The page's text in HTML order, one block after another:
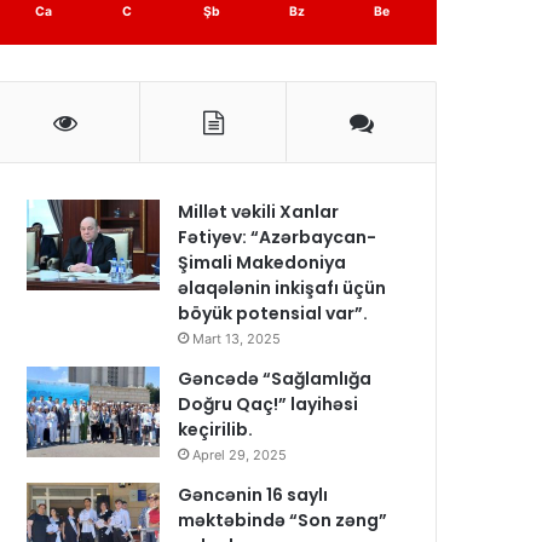
Ca C Şb Bz Be
Millət vəkili Xanlar
Fətiyev: “Azərbaycan-
Şimali Makedoniya
əlaqələnin inkişafı üçün
böyük potensial var”.
Mart 13, 2025
Gəncədə “Sağlamlığa
Doğru Qaç!” layihəsi
keçirilib.
Aprel 29, 2025
Gəncənin 16 saylı
məktəbində “Son zəng”